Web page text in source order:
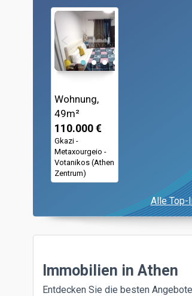
Wohnung,
49m²
110.000 €
Gkazi -
Metaxourgeio -
Votanikos (Athen
Zentrum)
Alle Top-
Immobilien in Athen
Entdecken Sie die besten